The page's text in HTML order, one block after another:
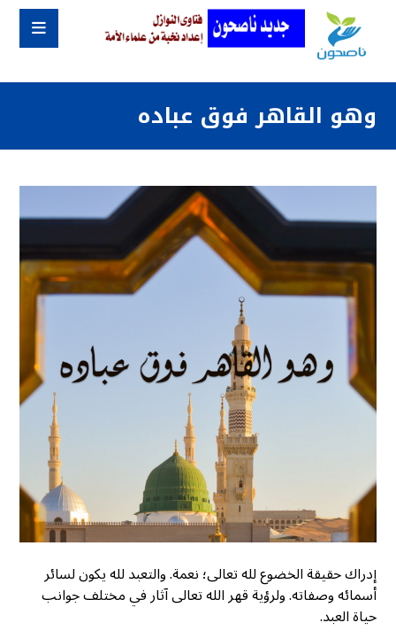
وهو القاهر فوق عباده
إدراك حقيقة الخضوع لله تعالى؛ نعمة. والتعبد لله يكون لسائر
أسمائه وصفاته. ولرؤية قهر الله تعالى آثار في مختلف جوانب
حياة العبد.